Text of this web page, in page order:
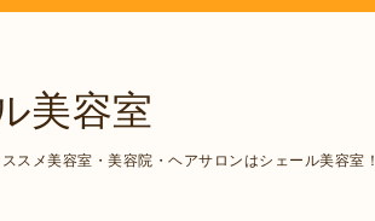
美容室
スメ美容室・美容院・ヘアサロンはシェール美容室！